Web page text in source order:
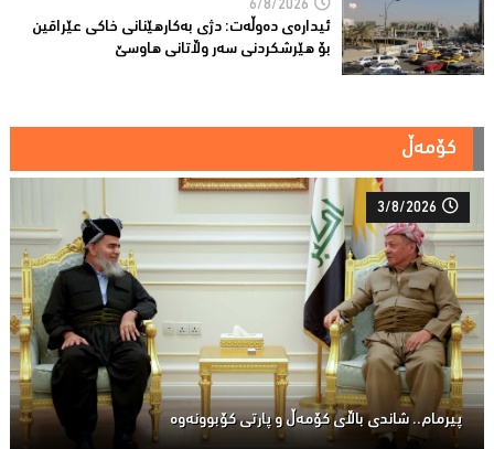
6/8/2026
ئیدارەى دەوڵەت: دژى بەکارهێنانى خاکی عێراقین
بۆ هێرشکردنى سەر وڵاتانی هاوسێ
کۆمەڵ
3/8/2026
پیرمام.. شاندی باڵای كۆمه‌ڵ و پارتی كۆبوونه‌وه‌